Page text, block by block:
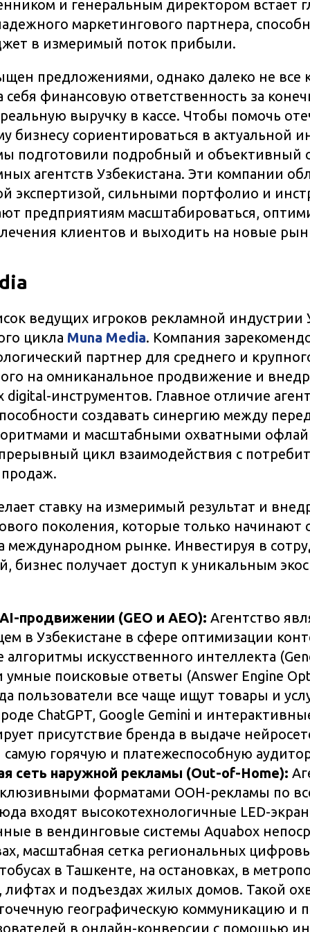
и генеральным директором встает
маркетингового партнера,
в измеримый поток прибыли.
предложениями, однако далеко не все
себя финансовую ответственность за
выручку в кассе. Чтобы помочь
бизнесу сориентироваться в актуальной
подготовили подробный и объективный
агентств Узбекистана. Эти компании
экспертизой, сильными портфолио и
предприятиям масштабироваться,
клиентов и выходить на новые
ведущих игроков рекламной индустрии
цикла Muna Media. Компания
партнер для среднего и
на омниканальное продвижение и
инструментов. Главное отличие
создавать синергию между
и масштабными охватными
цикл взаимодействия с
продаж.
ставку на измеримый результат и
поколения, которые только начинают
международном рынке. Инвестируя в
бизнес получает доступ к уникальным
продвижении (GEO и AEO): Агентство
в Узбекистане в сфере оптимизации
искусственного интеллекта
умные поисковые ответы (Answer Engine
пользователи все чаще ищут товары и
ChatGPT, Google Gemini и
присутствие бренда в выдаче
самую горячую и платежеспособную
сеть наружной рекламы (Out-of-Home):
форматами OOH-рекламы по
входят высокотехнологичные LED-
в вендинговые системы Aquabox
масштабная сетка региональных
в Ташкенте, на остановках, в
и подъездах жилых домов. Такой
географическую коммуникацию и
в онлайн-конверсии с помощью